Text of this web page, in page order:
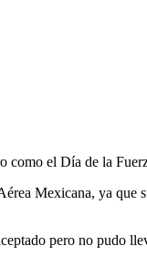
como el Día de la
Mexicana, ya que
pero no pudo